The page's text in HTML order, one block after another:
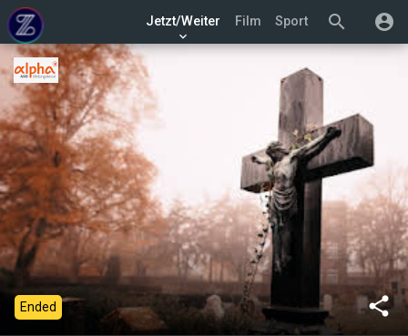
search account_circle
Jetzt/Weiter
keyboard_arrow_down
Film Sport
share
Ended